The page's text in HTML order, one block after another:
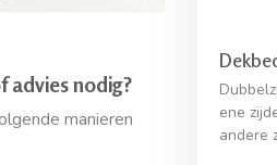
advies nodig?
manieren
ene
andere